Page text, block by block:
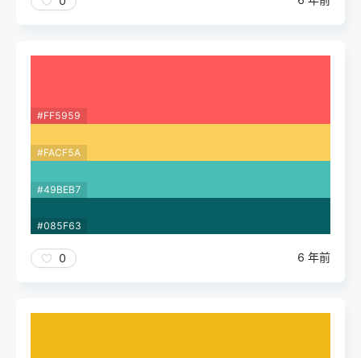
#FF5959
#FACF5A
#49BEB7
#085F63
0 6 年前